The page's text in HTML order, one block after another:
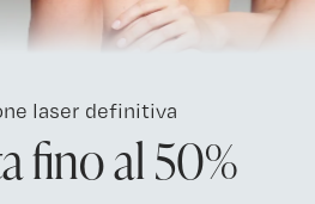
laser definitiva
fino al 50%